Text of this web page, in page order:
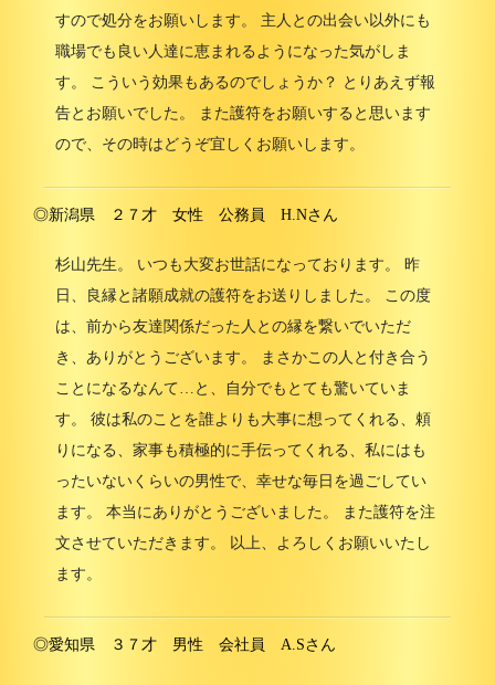
すので処分をお願いします。 主人との出会い以外にも
職場でも良い人達に恵まれるようになった気がしま
す。 こういう効果もあるのでしょうか？ とりあえず報
告とお願いでした。 また護符をお願いすると思います
ので、その時はどうぞ宜しくお願いします。
◎新潟県 ２７才 女性 公務員 H.Nさん
杉山先生。 いつも大変お世話になっております。 昨
日、良縁と諸願成就の護符をお送りしました。 この度
は、前から友達関係だった人との縁を繋いでいただ
き、ありがとうございます。 まさかこの人と付き合う
ことになるなんて…と、自分でもとても驚いていま
す。 彼は私のことを誰よりも大事に想ってくれる、頼
りになる、家事も積極的に手伝ってくれる、私にはも
ったいないくらいの男性で、幸せな毎日を過ごしてい
ます。 本当にありがとうございました。 また護符を注
文させていただきます。 以上、よろしくお願いいたし
ます。
◎愛知県 ３７才 男性 会社員 A.Sさん